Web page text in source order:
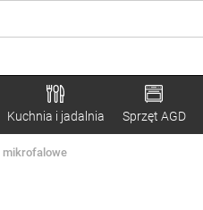
Kuchnia i jadalnia Sprzęt AGD
mikrofalowe